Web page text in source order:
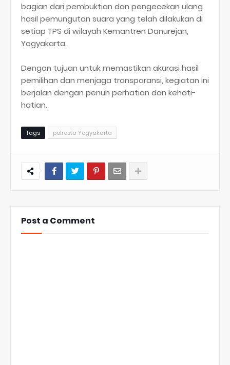
bagian dari pembuktian dan pengecekan ulang
hasil pemungutan suara yang telah dilakukan di
setiap TPS di wilayah Kemantren Danurejan,
Yogyakarta.
Dengan tujuan untuk memastikan akurasi hasil
pemilihan dan menjaga transparansi, kegiatan ini
berjalan dengan penuh perhatian dan kehati-
hatian.
Tags polresta Yogyakarta
Post a Comment